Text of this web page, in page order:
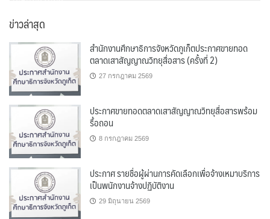
ข่าวล่าสุด
สำนักงานศึกษาธิการจังหวัดภูเก็ตประกาศขายทอด
ตลาดเสาสัญญาณวิทยุสื่อสาร (ครั้งที่ 2)
27 กรกฎาคม 2569
ประกาศขายทอดตลาดเสาสัญญาณวิทยุสื่อสารพร้อม
รื้อถอน
8 กรกฎาคม 2569
ประกาศ รายชื่อผู้ผ่านการคัดเลือกเพื่อจ้างเหมาบริการ
เป็นพนักงานจ้างปฏิบัติงาน
29 มิถุนายน 2569